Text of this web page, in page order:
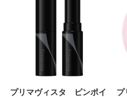
プリマヴィスタ ピンポイ
プ